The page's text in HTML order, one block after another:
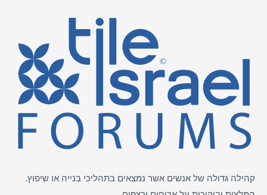
קהילה גדולה של אנשים אשר נמצאים בתהליכי בנייה או שיפוץ.